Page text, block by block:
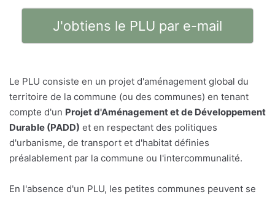
J'obtiens le PLU par e-mail
Le PLU consiste en un projet d'aménagement global du
territoire de la commune (ou des communes) en tenant
compte d'un Projet d'Aménagement et de Développement
Durable (PADD) et en respectant des politiques
d'urbanisme, de transport et d'habitat définies
préalablement par la commune ou l'intercommunalité.
En l'absence d'un PLU, les petites communes peuvent se